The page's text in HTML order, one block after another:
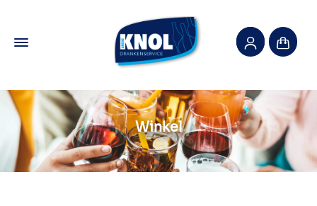
Winkel